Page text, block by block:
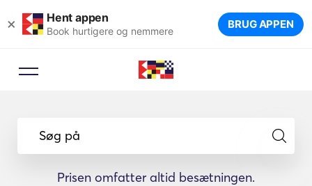
× Hent appen
Book hurtigere og nemmere BRUG APPEN
Søg på
Prisen omfatter altid besætningen.